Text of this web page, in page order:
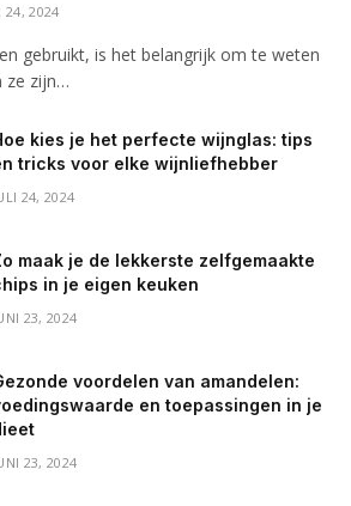
24, 2024
gebruikt, is het belangrijk om te weten
ze zijn…
kies je het perfecte wijnglas: tips
tricks voor elke wijnliefhebber
24, 2024
maak je de lekkerste zelfgemaakte
in je eigen keuken
23, 2024
voordelen van amandelen:
en toepassingen in je
23, 2024